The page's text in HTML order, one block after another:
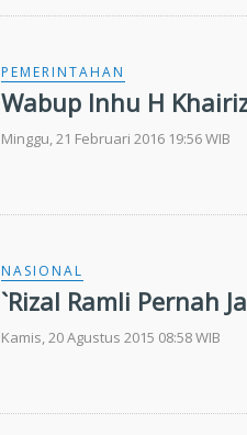
PEMERINTAHAN
Wabup Inhu H
Minggu, 21 Februari 2016 19:56 WIB
NASIONAL
`Rizal Ramli Pernah
Kamis, 20 Agustus 2015 08:58 WIB